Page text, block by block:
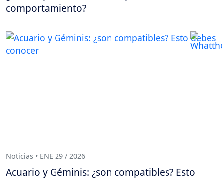
comportamiento?
Noticias • ENE 29 / 2026
Acuario y Géminis: ¿son compatibles? Esto